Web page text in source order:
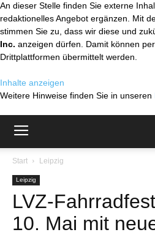
An dieser Stelle finden Sie externe
redaktionelles Angebot ergänzen. Mit
stimmen Sie zu, dass wir diese und
Inc. anzeigen dürfen. Damit können
Drittplattformen übermittelt werden.
Inhalte anzeigen
Weitere Hinweise finden Sie in unseren
Start Leipzig
Leipzig
LVZ-
10. Mai mit